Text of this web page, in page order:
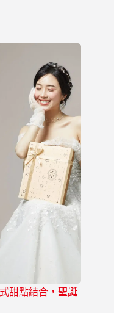
甜點結合，聖誕